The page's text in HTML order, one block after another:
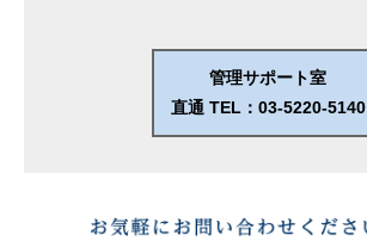
管理サポート室
直通 TEL：03-5220-5140